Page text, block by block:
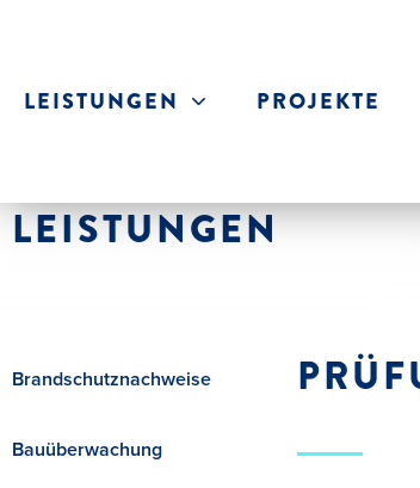
LEISTUNGEN PROJEKTE
LEISTUNGEN
Brandschutznachweise
Bauüberwachung